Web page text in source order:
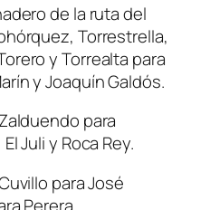
de la ruta del
Torrestrella,
y Torrealta para
y Joaquín Galdós.
para
Juli y Roca Rey.
para José
Perera.